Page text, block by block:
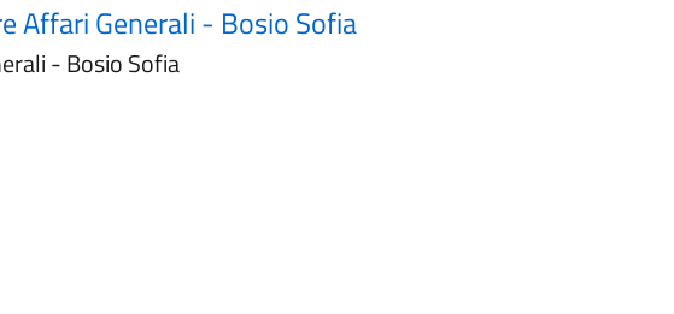
Affari Generali - Bosio Sofia
- Bosio Sofia